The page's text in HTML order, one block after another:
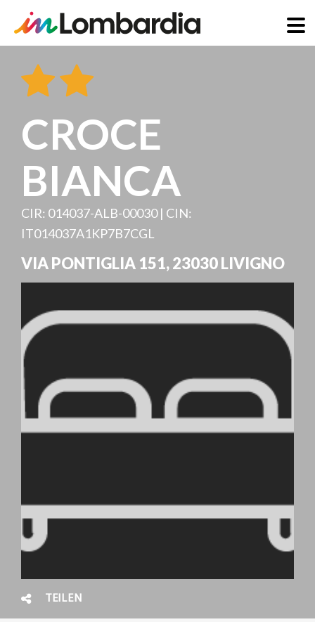
zum
Inhalt
CROCE
BIANCA
CIR: 014037-ALB-00030 | CIN:
IT014037A1KP7B7CGL
VIA PONTIGLIA 151,23030LIVIGNO
TEILEN